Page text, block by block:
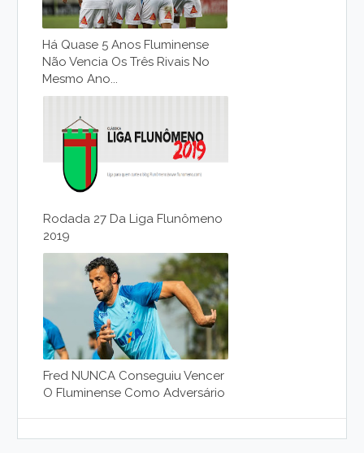
Há Quase 5 Anos Fluminense
Não Vencia Os Três Rivais No
Mesmo Ano...
Rodada 27 Da Liga Flunômeno
2019
Fred NUNCA Conseguiu Vencer
O Fluminense Como Adversário